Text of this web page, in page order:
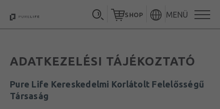
MENÜ
SHOP
ADATKEZELÉSI TÁJÉKOZTATÓ
Pure Life Kereskedelmi Korlátolt Felelősségű
Társaság